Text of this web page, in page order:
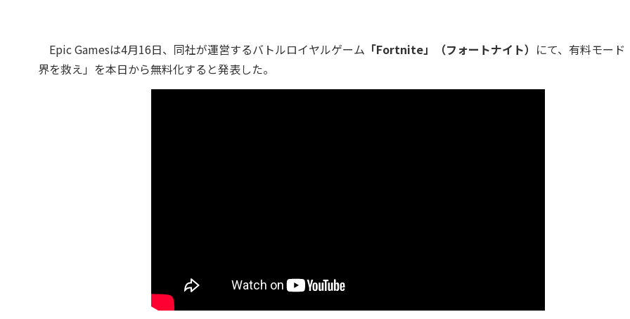
Epic Gamesは4月16日、同社が運営するバトルロイヤルゲーム 「Fortnite」（フォートナイト） にて、有料モード
界を救え」を本日から無料化すると発表した。